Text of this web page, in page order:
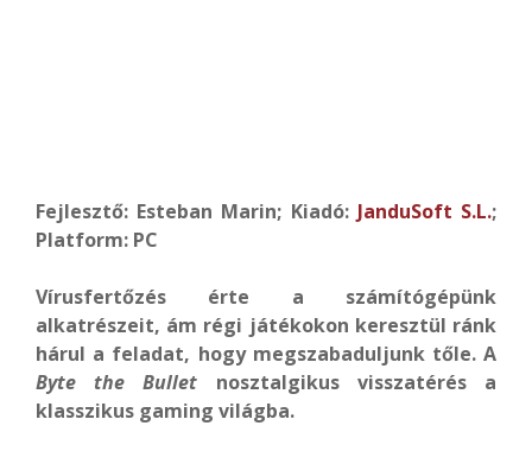
Fejlesztő: Esteban Marin; Kiadó: JanduSoft S.L.;
Platform: PC
Vírusfertőzés érte a számítógépünk
alkatrészeit, ám régi játékokon keresztül ránk
hárul a feladat, hogy megszabaduljunk tőle. A
Byte the Bullet nosztalgikus visszatérés a
klasszikus gaming világba.